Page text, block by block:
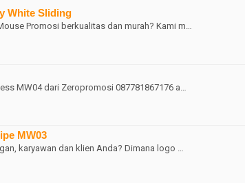
White Sliding
Promosi berkualitas dan murah? Kami m…
MW04 dari Zeropromosi 087781867176 a…
MW03
karyawan dan klien Anda? Dimana logo …